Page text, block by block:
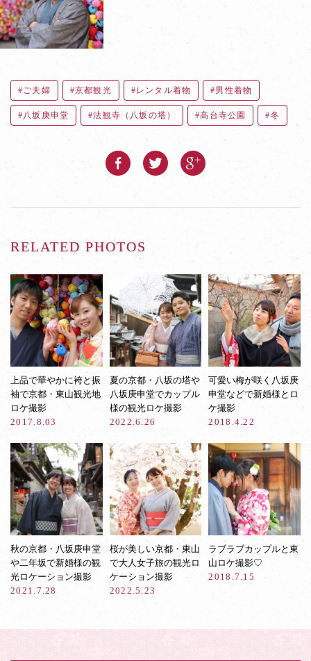
ご夫婦 京都観光 レンタル着物 男性着物
八坂庚申堂 法観寺（八坂の塔） 高台寺公園 冬
RELATED PHOTOS
上品で華やかに袴と振
袖で京都・東山観光地
ロケ撮影
2017.8.03
夏の京都・八坂の塔や
八坂庚申堂でカップル
様の観光ロケ撮影
2022.6.26
可愛い梅が咲く八坂庚
申堂などで新婚様とロ
ケ撮影
2018.4.22
秋の京都・八坂庚申堂
や二年坂で新婚様の観
光ロケーション撮影
2021.7.28
桜が美しい京都・東山
で大人女子旅の観光ロ
ケーション撮影
2022.5.23
ラブラブカップルと東
山ロケ撮影♡
2018.7.15